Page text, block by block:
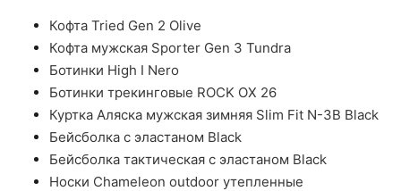
Кофта Tried Gen 2 Olive
Кофта мужская Sporter Gen 3 Tundra
Ботинки High I Nero
Ботинки трекинговые ROCK OX 26
Куртка Аляска мужская зимняя Slim Fit N-3B Black
Бейсболка с эластаном Black
Бейсболка тактическая с эластаном Black
Носки Chameleon outdoor утепленные